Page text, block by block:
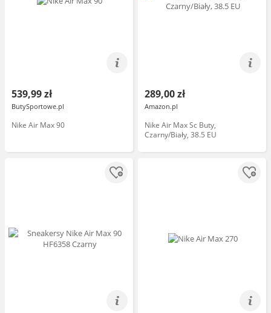
539,99 zł
ButySportowe.pl
Nike Air Max 90
289,00 zł
Amazon.pl
Nike Air Max Sc Buty,
Czarny/Biały, 38.5 EU